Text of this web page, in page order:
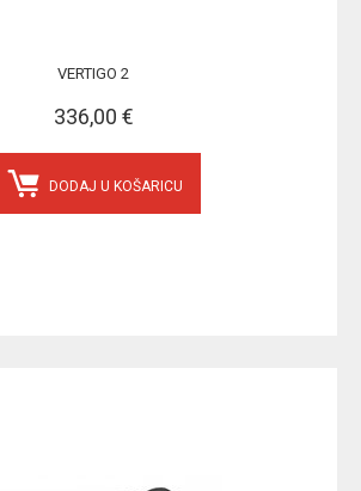
VERTIGO 2
336,00 €
DODAJ U KOŠARICU